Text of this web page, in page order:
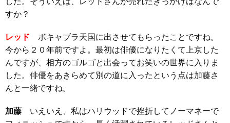
すか？
レッド ボキャブラ天国に出させてもらったことですね。
今から２０年前ですよ。最初は俳優になりたくて上京した
んですが、相方のゴルゴと出会ってお笑いの世界に入りま
した。俳優をあきらめて別の道に入ったという点は加藤さ
んと一緒ですね。
加藤 いえいえ、私はハリウッドで挫折してノーマネーで